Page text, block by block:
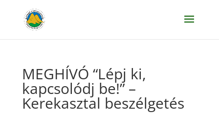
MEGHÍVÓ “Lépj ki,
kapcsolódj be!” –
Kerekasztal beszélgetés